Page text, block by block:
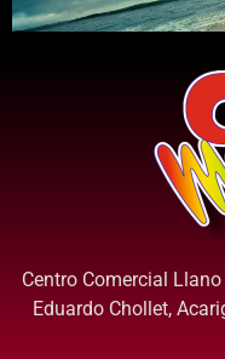
Centro Comercial
Eduardo Chollet,